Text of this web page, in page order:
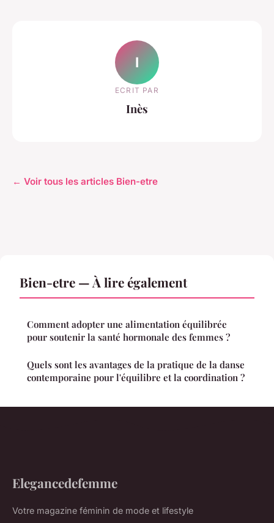
I
ECRIT PAR
Inès
← Voir tous les articles Bien-etre
Bien-etre — À lire également
Comment adopter une alimentation équilibrée
pour soutenir la santé hormonale des femmes ?
Quels sont les avantages de la pratique de la danse
contemporaine pour l'équilibre et la coordination ?
Elegancedefemme
Votre magazine féminin de mode et lifestyle